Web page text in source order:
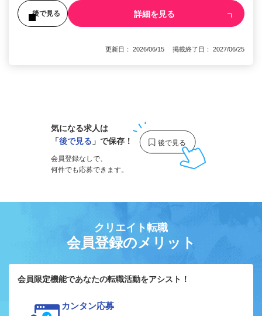
後で見る 詳細を見る
更新日： 2026/06/15 掲載終了日： 2027/06/25
気になる求人は
「後で見る 」で保存！
会員登録なしで、
何件でも応募できます。
クリエイト転職
会員登録のメリット
会員限定機能であなたの転職活動をアシスト！
カンタン応募